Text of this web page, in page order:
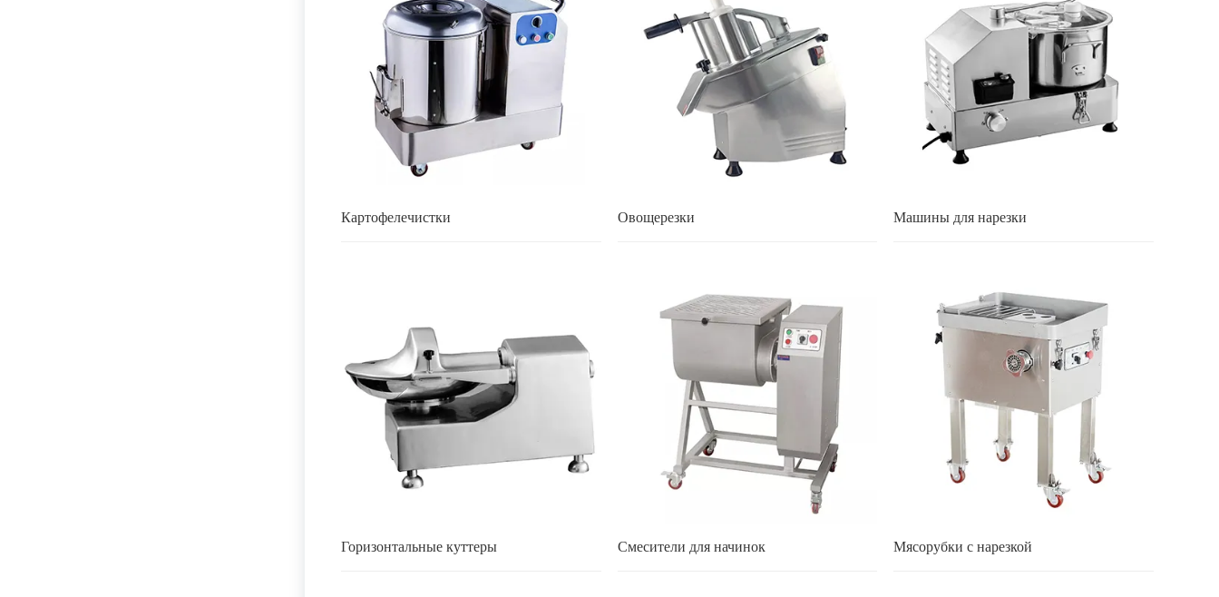
Картофелечистки Овощерезки Машины для нарезки
Горизонтальные куттеры Смесители для начинок Мясорубки с нарезкой